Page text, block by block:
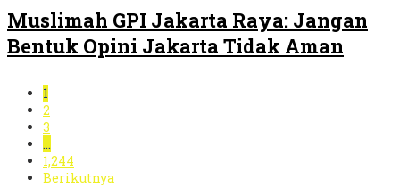
Muslimah GPI Jakarta Raya: Jangan
Bentuk Opini Jakarta Tidak Aman
1
2
3
…
1,244
Berikutnya